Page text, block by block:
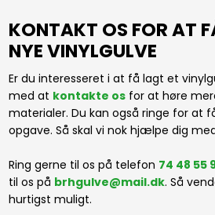
KONTAKT OS FOR AT
NYE VINYLGULVE
Er du interesseret i at få lagt et
med at kontakte osfor at høre
materialer. Du kan også ringe for at
opgave. Så skal vi nok hjælpe dig
Ring gerne til os på telefon 74 48 55
til os på brhgulve@mail.dk. Så
hurtigst muligt.